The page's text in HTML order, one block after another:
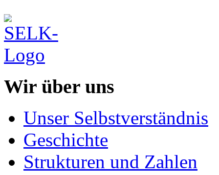
Wir über uns
Unser Selbstverständnis
Geschichte
Strukturen und Zahlen